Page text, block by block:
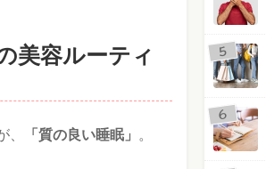
美容ルーティ
、 「質の良い睡眠」 。